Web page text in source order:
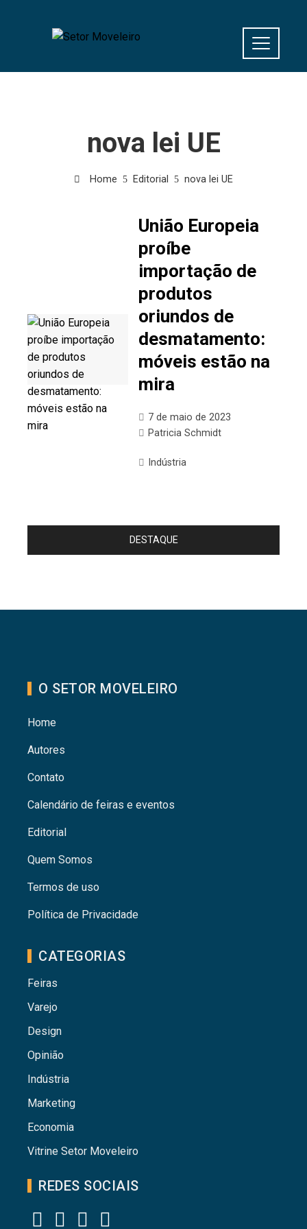
nova lei UE
Home Editorial nova lei UE
União Europeia
proíbe
importação de
produtos
oriundos de
desmatamento:
móveis estão na
mira
7 de maio de 2023
Patricia Schmidt
Indústria
DESTAQUE
O SETOR MOVELEIRO
Home
Autores
Contato
Calendário de feiras e eventos
Editorial
Quem Somos
Termos de uso
Política de Privacidade
CATEGORIAS
Feiras
Varejo
Design
Opinião
Indústria
Marketing
Economia
Vitrine Setor Moveleiro
REDES SOCIAIS